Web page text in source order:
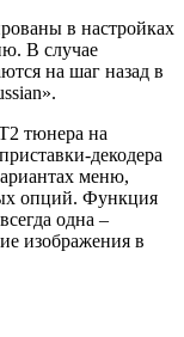
в настройках
В случае
на шаг назад в
тюнера на
декодера
меню,
опций. Функция
одна –
изображения в